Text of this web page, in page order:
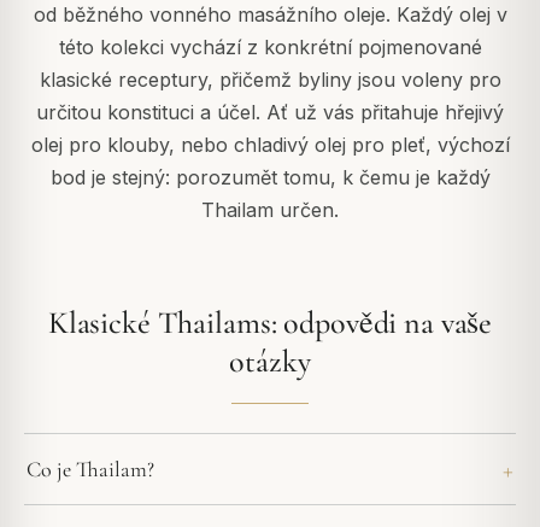
od běžného vonného masážního oleje. Každý olej v
této kolekci vychází z konkrétní pojmenované
klasické receptury, přičemž byliny jsou voleny pro
určitou konstituci a účel. Ať už vás přitahuje hřejivý
olej pro klouby, nebo chladivý olej pro pleť, výchozí
bod je stejný: porozumět tomu, k čemu je každý
Thailam určen.
Klasické Thailams: odpovědi na vaše
otázky
Co je Thailam?